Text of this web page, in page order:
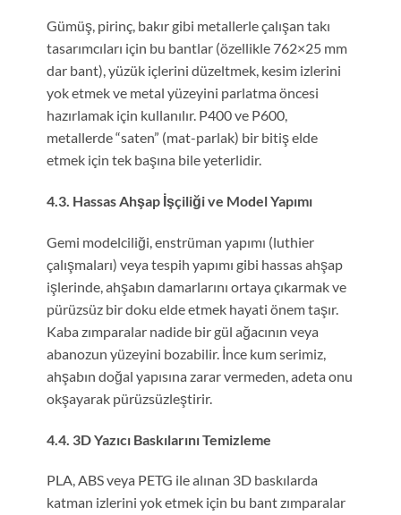
Gümüş, pirinç, bakır gibi metallerle çalışan takı
tasarımcıları için bu bantlar (özellikle 762×25 mm
dar bant), yüzük içlerini düzeltmek, kesim izlerini
yok etmek ve metal yüzeyini parlatma öncesi
hazırlamak için kullanılır. P400 ve P600,
metallerde “saten” (mat-parlak) bir bitiş elde
etmek için tek başına bile yeterlidir.
4.3. Hassas Ahşap İşçiliği ve Model Yapımı
Gemi modelciliği, enstrüman yapımı (luthier
çalışmaları) veya tespih yapımı gibi hassas ahşap
işlerinde, ahşabın damarlarını ortaya çıkarmak ve
pürüzsüz bir doku elde etmek hayati önem taşır.
Kaba zımparalar nadide bir gül ağacının veya
abanozun yüzeyini bozabilir. İnce kum serimiz,
ahşabın doğal yapısına zarar vermeden, adeta onu
okşayarak pürüzsüzleştirir.
4.4. 3D Yazıcı Baskılarını Temizleme
PLA, ABS veya PETG ile alınan 3D baskılarda
katman izlerini yok etmek için bu bant zımparalar